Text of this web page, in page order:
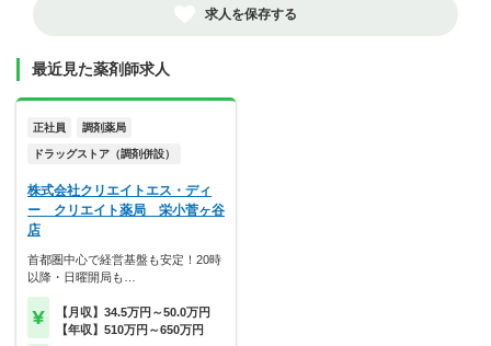
求人を保存する
最近見た薬剤師求人
正社員 調剤薬局
ドラッグストア（調剤併設）
株式会社クリエイトエス・ディ
ー クリエイト薬局 栄小菅ヶ谷
店
首都圏中心で経営基盤も安定！20時
以降・日曜開局も…
【月収】34.5万円～50.0万円
【年収】510万円～650万円